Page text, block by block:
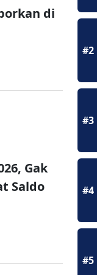
di
Gak
Saldo
#2
#3
#4
#5